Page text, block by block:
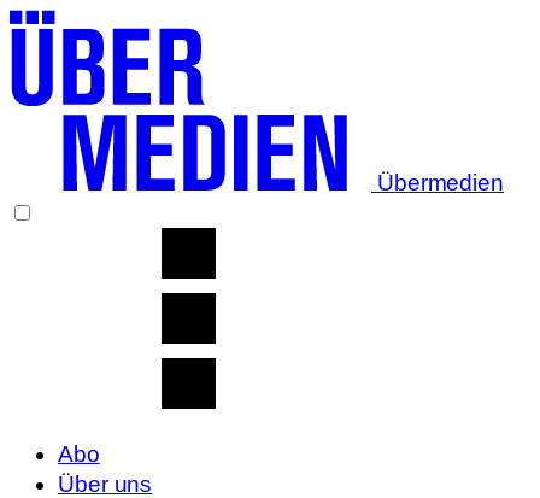
Übermedien
Abo
Über uns